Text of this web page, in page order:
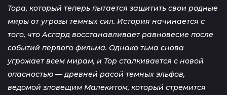
Тора, который теперь пытается защитить свои родные
миры от угрозы темных сил. История начинается с
того, что Асгард восстанавливает равновесие после
событий первого фильма. Однако тьма снова
угрожает всем мирам, и Тор сталкивается с новой
опасностью — древней расой темных эльфов,
ведомой зловещим Малекитом, который стремится